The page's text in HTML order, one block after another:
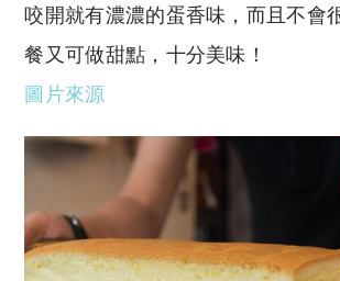
咬開就有濃濃的蛋香味，而且不會
餐又可做甜點，十分美味！
圖片來源